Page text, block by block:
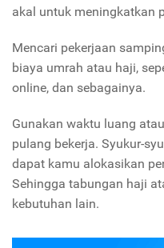
akal untuk meningkatkan
Mencari pekerjaan
biaya umrah atau haji,
online, dan sebagainya.
Gunakan waktu luang
pulang bekerja. Syukur-
dapat kamu alokasikan
Sehingga tabungan haji
kebutuhan lain.